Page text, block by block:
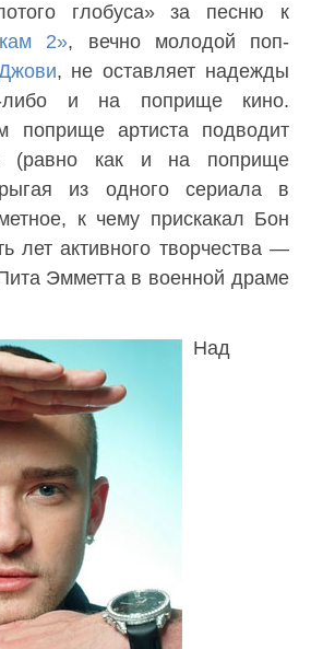
глобуса» за песню к
2», вечно молодой поп-
, не оставляет надежды
либо и на поприще кино.
поприще артиста подводит
(равно как и на поприще
из одного сериала в
к чему прискакал Бон
лет активного творчества —
Эмметта в военной драме
Над